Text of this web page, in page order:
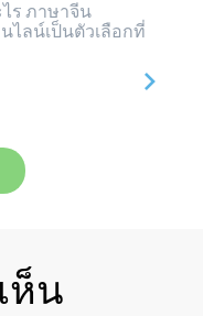
ร ภาษาจีน
ไลน์เป็นตัวเลือกที่
ห็น